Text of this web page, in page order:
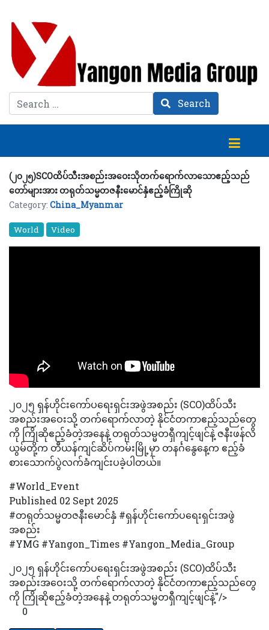
Search Search
(၂၀၂၅)SCOထိပ်သီးအစည်းအဝေးသိုတက်ရောက်လာသောဧည့်သည်
တော်များအား တရုတ်သမ္မတဇနီးမောင်နှံဧည့်ခံကြိုဆို
Category: China_Myanmar
World Video
၂၀၂၅ ရှန်ဟိုင်းကော်ပရေးရှင်းအဖွဲအစည်း (SCO)ထိပ်သီး
အစည်းအဝေးသို့ တက်ရောက်လာတဲ့ နိုင်ငံတကာဧည့်သည်တွေ
ကို ကြိုဆိုဧည့်ခံတဲ့အနေနဲ့ တရုတ်သမ္မတရှီကျင့်ဖျင်နဲ့ ဇနီးဖန်လိ
ယွမ်တို့က တီယန်ကျင်ဆိပ်ကမ်းမြို့မှာ တနင်္ဂနွေနေ့က ဧည့်ခံ
စားသောက်ပွဲလက်ခံကျင်းပခဲ့ပါတယ်။
#World_Event
Published 02 Sept 2025
#တရုတ်သမ္မတဇနီးမောင်နှံ #ရှန်ဟိုင်းကော်ပရေးရှင်းအဖွဲ
အစည်း
#YMG #Yangon_Times #Yangon_Media_Group
၂၀၂၅ ရှန်ဟိုင်းကော်ပရေးရှင်းအဖွဲအစည်း (SCO)ထိပ်သီး
အစည်းအဝေးသို့ တက်ရောက်လာတဲ့ နိုင်ငံတကာဧည့်သည်တွေ
ကို ကြိုဆိုဧည့်ခံတဲ့အနေနဲ့ တရုတ်သမ္မတရှီကျင့်ဖျင်နဲ့"/>
0